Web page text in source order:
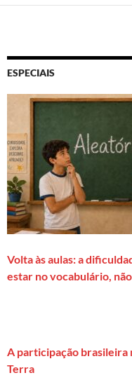
ESPECIAIS
Volta às aulas: a
estar no vocabulário,
A participação brasileira
Terra